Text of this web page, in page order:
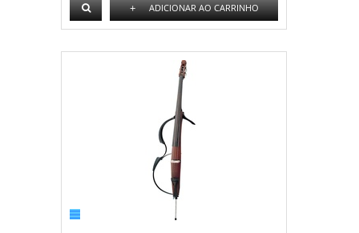
+ ADICIONAR AO CARRINHO